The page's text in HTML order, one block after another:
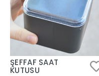
ŞEFFAF SAAT
KUTUSU